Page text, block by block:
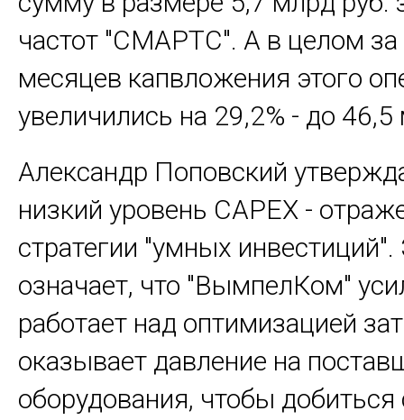
частот "СМАРТС". А в целом за
месяцев капвложения этого
увеличились на 29,2% - до
Александр Поповский
низкий уровень CAPEX -
стратегии "умных инвестиций".
означает, что "ВымпелКом"
работает над оптимизацией
оказывает давление на
оборудования, чтобы